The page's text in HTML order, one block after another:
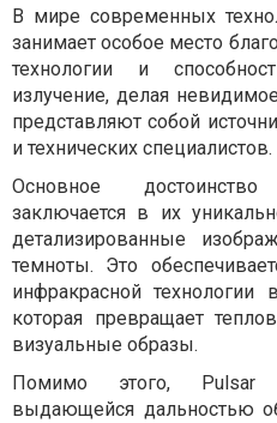
В мире современных
занимает особое место
технологии и
излучение, делая
представляют собой
и технических специалистов.
Основное
заключается в их
детализированные
темноты. Это
инфракрасной технологии
которая превращает
визуальные образы.
Помимо этого, Pulsar
выдающейся дальностью